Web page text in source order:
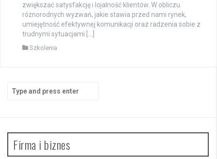
zwiększać satysfakcję i lojalność klientów. W obliczu
różnorodnych wyzwań, jakie stawia przed nami rynek,
umiejętność efektywnej komunikacji oraz radzenia sobie z
trudnymi sytuacjami […]
Szkolenia
for:
Firma i biznes